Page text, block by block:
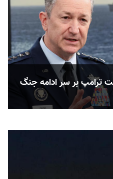
ترامپ بر سر ادامه جنگ